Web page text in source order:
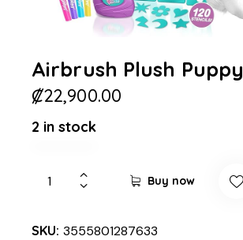
Airbrush Plush Puppy
₡22,900.00
2 in stock
Buy now
SKU: 3555801287633